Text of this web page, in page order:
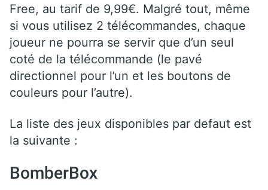
Free, au tarif de 9,99€. Malgré tout, même
si vous utilisez 2 télécommandes, chaque
joueur ne pourra se servir que d’un seul
coté de la télécommande (le pavé
directionnel pour l’un et les boutons de
couleurs pour l’autre).
La liste des jeux disponibles par defaut est
la suivante :
BomberBox